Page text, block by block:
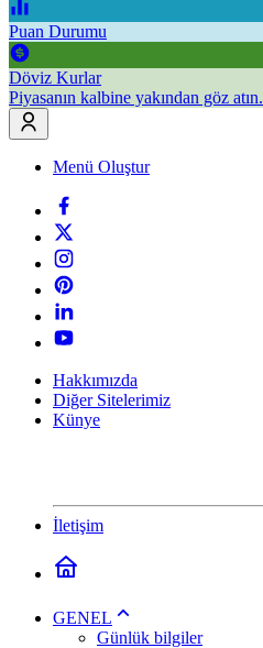
Puan Durumu
Döviz Kurlar
Piyasanın kalbine yakından göz atın.
Menü Oluştur
Hakkımızda
Diğer Sitelerimiz
Künye
İletişim
GENEL
Günlük bilgiler